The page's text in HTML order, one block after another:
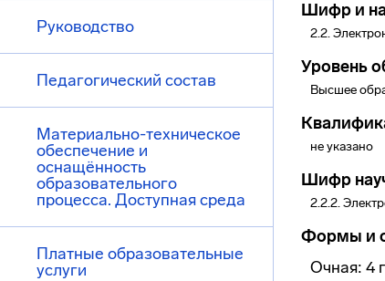
Руководство
Педагогический состав
Материально-техническое
обеспечение и
оснащённость
образовательного
процесса. Доступная среда
Платные образовательные
услуги
Шифр и
2.2.
Уровень
Высшее
не указано
Шифр
2.2.2.
Формы и
Очная: 4